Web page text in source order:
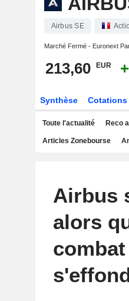
Airbus SE
Marché Fermé - Euronext
213,60 EUR
Synthèse Cotations
Toute l'actualité Reco
Articles Zonebourse
Airbus
alors